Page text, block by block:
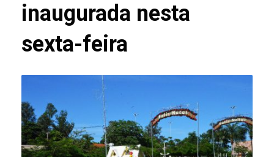
inaugurada nesta
sexta-feira